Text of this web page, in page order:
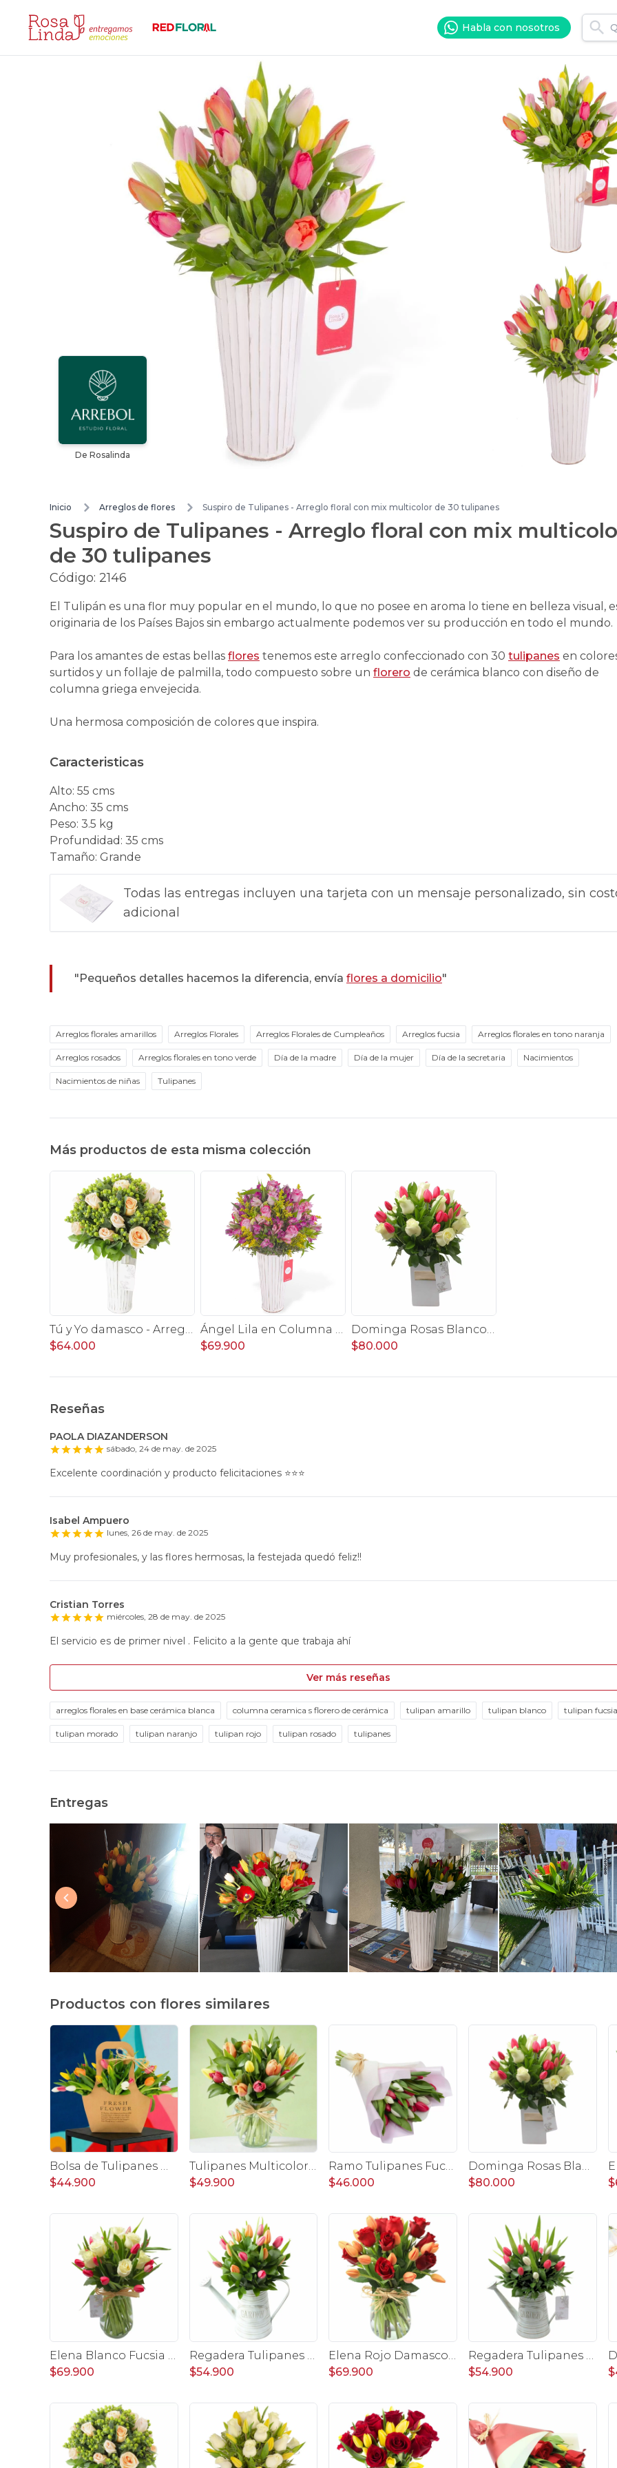
Habla con nosotros
De Rosalinda
Inicio Arreglos de flores Suspiro de Tulipanes - Arreglo floral con mix multicolor de 30 tulipanes
Suspiro de Tulipanes - Arreglo floral con mix
de 30 tulipanes
Código: 2146
El Tulipán es una flor muy popular en el mundo, lo que no posee en aroma lo tiene en belleza visual,
originaria de los Países Bajos sin embargo actualmente podemos ver su producción en todo el mundo.
Para los amantes de estas bellas flores tenemos este arreglo confeccionado con 30 tulipanes en
surtidos y un follaje de palmilla, todo compuesto sobre un florero de cerámica blanco con diseño de
columna griega envejecida.
Una hermosa composición de colores que inspira.
Caracteristicas
Alto: 55 cms
Ancho: 35 cms
Peso: 3.5 kg
Profundidad : 35 cms
Tamaño: Grande
Todas las entregas incluyen una tarjeta con un mensaje personalizado, sin
adicional
"Pequeños detalles hacemos la diferencia, envía flores a domicilio"
Arreglos florales amarillos Arreglos Florales Arreglos Florales de Cumpleaños Arreglos fucsia Arreglos florales en tono naranja
Arreglos rosados Arreglos florales en tono verde Día de la madre Día de la mujer Día de la secretaria Nacimientos
Nacimientos de niñas Tulipanes
Más productos de esta misma colección
Tú y Yo damasco - Arreglo floral con rosas damasco e hypericum verde
$64.000
Ángel Lila en Columna - Rosas lilas y astromelias
$69.900
Dominga Rosas Blanco y Tulipanes Fucsia - Arreglo floral
$80.000
Reseñas
PAOLA DIAZANDERSON
sábado, 24 de may. de 2025
Excelente coordinación y producto felicitaciones ⭐️⭐️⭐️
Isabel Ampuero
lunes, 26 de may. de 2025
Muy profesionales, y las flores hermosas, la festejada quedó feliz!!
Cristian Torres
miércoles, 28 de may. de 2025
El servicio es de primer nivel . Felicito a la gente que trabaja ahí
Ver más reseñas
arreglos florales en base cerámica blanca columna ceramica s florero de cerámica tulipan amarillo tulipan blanco tulipan fucsia
tulipan morado tulipan naranjo tulipan rojo tulipan rosado tulipanes
Entregas
Productos con flores similares
Bolsa de Tulipanes Multicolor - 20 tulipanes multicolor en Fresh Flower Bag
$44.900
Tulipanes Multicolor en Ánfora - Florero con 20 tulipanes multicolores
$49.900
Ramo Tulipanes Fucsia y Blanco - Ramo con 20 tulipanes
$46.000
Dominga Rosas Blanco y Tulipanes Fucsia - Arreglo floral
$80.000
Elena Blanco Fucsia - Florero con rosas blanco y tulipanes fucsia
$69.900
Regadera Tulipanes Naranjo/Fucsia- Arreglo floral en regadera con mix de tulipanes naranjo y fucsia
$54.900
Elena Rojo Damasco - Florero con rosas rojo y tulipanes damasco
$69.900
Regadera Tulipanes Blanco/Fucsia - Arreglo floral en regadera con mix de tulipanes blanco y fucsia
$54.900